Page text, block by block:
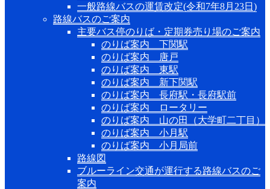
一般路線バスの運賃改定(令和7年8月23日)
路線バスのご案内
主要バス停のりば・定期券売り場のご案内
のりば案内 下関駅
のりば案内 唐戸
のりば案内 東駅
のりば案内 新下関駅
のりば案内 長府駅・長府駅前
のりば案内 ロータリー
のりば案内 山の田（大学町二丁目）
のりば案内 小月駅
のりば案内 小月局前
路線図
ブルーライン交通が運行する路線バスのご
案内